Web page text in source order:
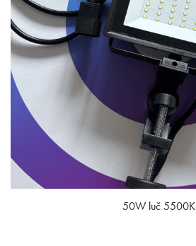
50W luč 5500K